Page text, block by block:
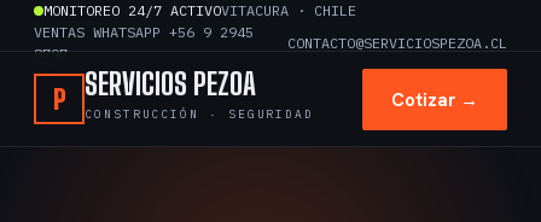
contenido
MONITOREO 24/7 ACTIVOVITACURA · CHILE
VENTAS WHATSAPP +56 9 2945
8797
CONTACTO@SERVICIOSPEZOA.CL
P SERVICIOS PEZOA
CONSTRUCCIÓN · SEGURIDAD
Cotizar →